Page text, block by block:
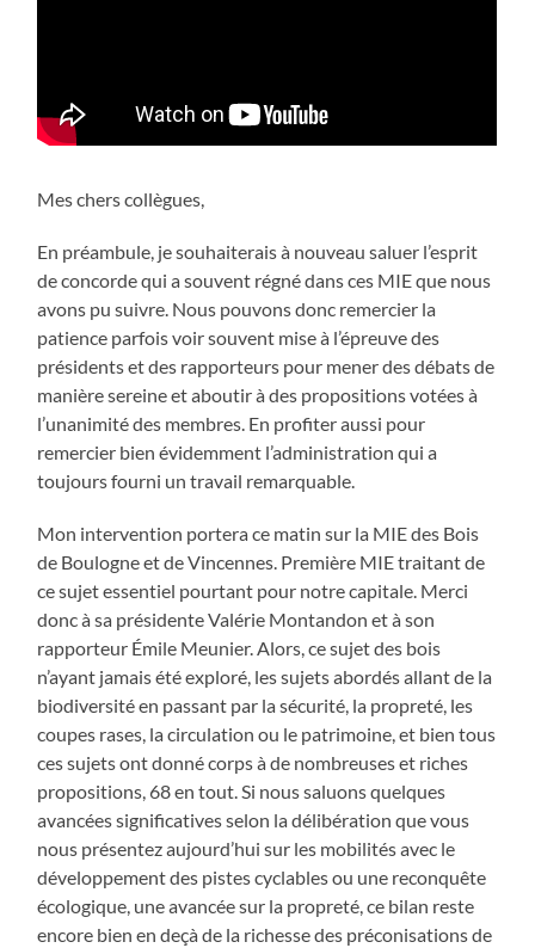
Mes chers collègues,
En préambule, je souhaiterais à nouveau saluer l’esprit
de concorde qui a souvent régné dans ces MIE que nous
avons pu suivre. Nous pouvons donc remercier la
patience parfois voir souvent mise à l’épreuve des
présidents et des rapporteurs pour mener des débats de
manière sereine et aboutir à des propositions votées à
l’unanimité des membres. En profiter aussi pour
remercier bien évidemment l’administration qui a
toujours fourni un travail remarquable.
Mon intervention portera ce matin sur la MIE des Bois
de Boulogne et de Vincennes. Première MIE traitant de
ce sujet essentiel pourtant pour notre capitale. Merci
donc à sa présidente Valérie Montandon et à son
rapporteur Émile Meunier. Alors, ce sujet des bois
n’ayant jamais été exploré, les sujets abordés allant de la
biodiversité en passant par la sécurité, la propreté, les
coupes rases, la circulation ou le patrimoine, et bien tous
ces sujets ont donné corps à de nombreuses et riches
propositions, 68 en tout. Si nous saluons quelques
avancées significatives selon la délibération que vous
nous présentez aujourd’hui sur les mobilités avec le
développement des pistes cyclables ou une reconquête
écologique, une avancée sur la propreté, ce bilan reste
encore bien en deçà de la richesse des préconisations de